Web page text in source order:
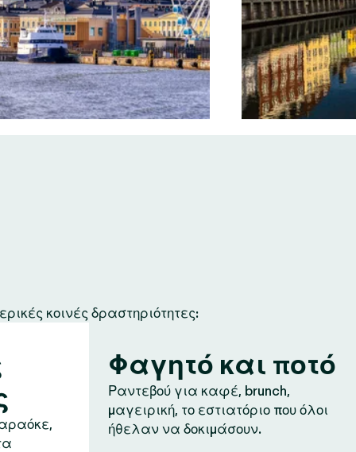
κοινές δραστηριότητες:
Φαγητό και ποτό
Ραντεβού για καφέ, brunch,
μαγειρική, το εστιατόριο που όλοι
ήθελαν να δοκιμάσουν.